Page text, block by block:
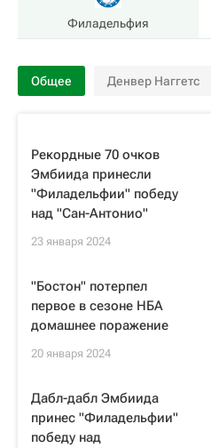
Филадельфия
Общее Денвер Наггетс
Рекордные 70 очков
Эмбиида принесли
"Филадельфии" победу
над "Сан-Антонио"
23 января 2024
"Бостон" потерпел
первое в сезоне НБА
домашнее поражение
20 января 2024
Дабл-дабл Эмбиида
принес "Филадельфии"
победу над